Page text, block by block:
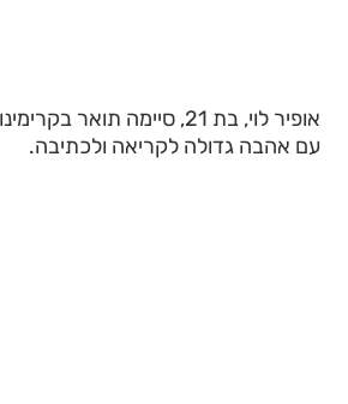
אופיר לוי, בת 21, סיימה
עם אהבה גדולה לקריאה ולכתיבה.